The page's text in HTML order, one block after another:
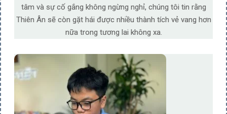
tâm và sự cố gắng không ngừng nghỉ, chúng tôi tin rằng
Thiên Ân sẽ còn gặt hái được nhiều thành tích vẻ vang hơn
nữa trong tương lai không xa.